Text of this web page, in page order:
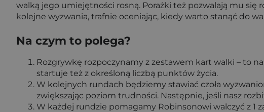
walką jego umiejętności rosną. Porażki też pozwalają mu się
kolejne wyzwania, trafnie oceniając, kiedy warto stanąć do
Na czym to polega?
Rozgrywkę rozpoczynamy z zestawem kart walki – to
startuje też z określoną liczbą punktów życia.
W kolejnych rundach będziemy stawiać czoła
zwiększając poziom trudności. Następnie, jeśli nasz
W każdej rundzie pomagamy Robinsonowi walczyć z 1